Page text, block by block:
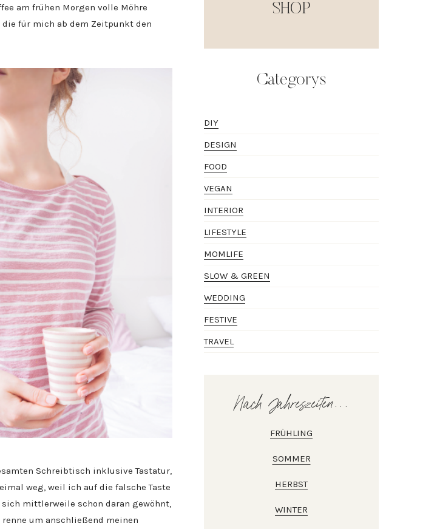
am frühen Morgen volle Möhre
für mich ab dem Zeitpunkt den
Schreibtisch inklusive Tastatur,
weg, weil ich auf die falsche Taste
mittlerweile schon daran gewöhnt,
renne um anschließend meinen
SHOP
Categorys
DIY
DESIGN
FOOD
VEGAN
INTERIOR
LIFESTYLE
MOMLIFE
SLOW & GREEN
WEDDING
FESTIVE
TRAVEL
Nach Jahreszeiten...
FRÜHLING
SOMMER
HERBST
WINTER